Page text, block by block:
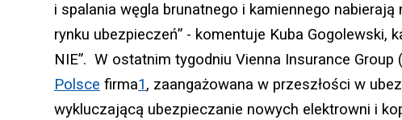
i spalania węgla brunatnego i kamiennego
rynku ubezpieczeń” - komentuje Kuba Gogolewski,
NIE”. W ostatnim tygodniu Vienna Insurance Group
Polsce firma1, zaangażowana w przeszłości w
wykluczającą ubezpieczanie nowych elektrowni i